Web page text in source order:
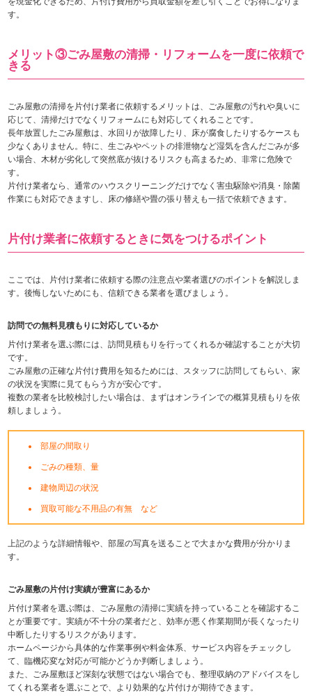
す。
メリット③ごみ屋敷の清掃・リフォームを一度に依頼で
きる
ごみ屋敷の清掃を片付け業者に依頼するメリットは、ごみ屋敷の汚れや臭いに
応じて、清掃だけでなくリフォームにも対応してくれることです。
長年放置したごみ屋敷は、水回りが故障したり、床が腐食したりするケースも
少なくありません。特に、生ごみやペットの排泄物など湿気を含んだごみが多
い場合、木材が劣化して突然底が抜けるリスクも高まるため、非常に危険で
す。
片付け業者なら、通常のハウスクリーニングだけでなく害虫駆除や消臭・除菌
作業にも対応できますし、床の修繕や畳の張り替えも一括で依頼できます。
片付け業者に依頼するときに気をつけるポイント
ここでは、片付け業者に依頼する際の注意点や業者選びのポイントを解説しま
す。後悔しないためにも、信頼できる業者を選びましょう。
訪問での無料見積もりに対応しているか
片付け業者を選ぶ際には、訪問見積もりを行ってくれるか確認することが大切
です。
ごみ屋敷の正確な片付け費用を知るためには、スタッフに訪問してもらい、家
の状況を実際に見てもらう方が安心です。
複数の業者を比較検討したい場合は、まずはオンラインでの概算見積もりを依
頼しましょう。
部屋の間取り
ごみの種類、量
建物周辺の状況
買取可能な不用品の有無 など
上記のような詳細情報や、部屋の写真を送ることで大まかな費用が分かりま
す。
ごみ屋敷の片付け実績が豊富にあるか
片付け業者を選ぶ際は、ごみ屋敷の清掃に実績を持っていることを確認するこ
とが重要です。実績が不十分の業者だと、効率が悪く作業期間が長くなったり
中断したりするリスクがあります。
ホームページから具体的な作業事例や料金体系、サービス内容をチェックし
て、臨機応変な対応が可能かどうか判断しましょう。
また、ごみ屋敷ほど深刻な状態ではない場合でも、整理収納のアドバイスをし
てくれる業者を選ぶことで、より効果的な片付けが期待できます。